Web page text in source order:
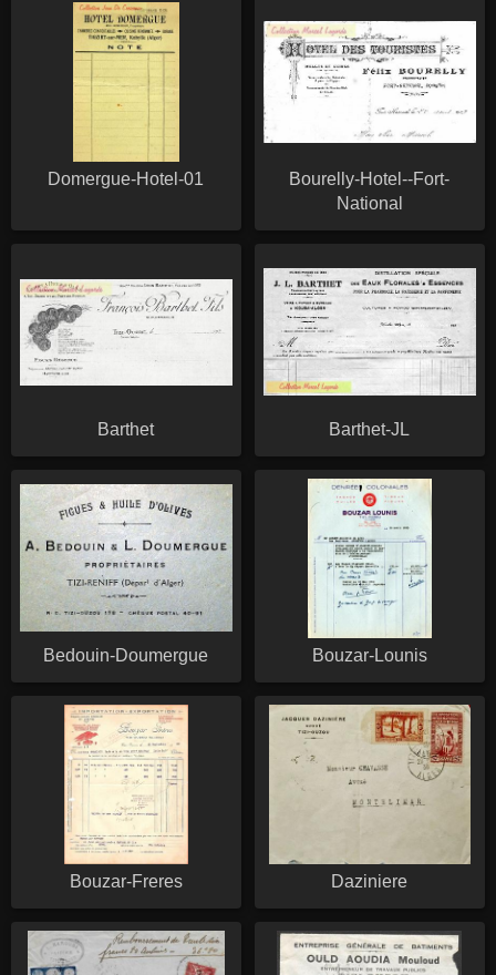
Domergue-Hotel-01
Bourelly-Hotel--Fort-
National
Barthet Barthet-JL
Bedouin-Doumergue Bouzar-Lounis
Bouzar-Freres Daziniere